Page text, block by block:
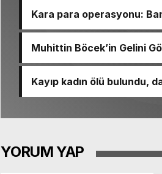
Kara para operasyonu:
Muhittin Böcek’in Gelini
Kayıp kadın ölü bulundu,
YORUM YAP